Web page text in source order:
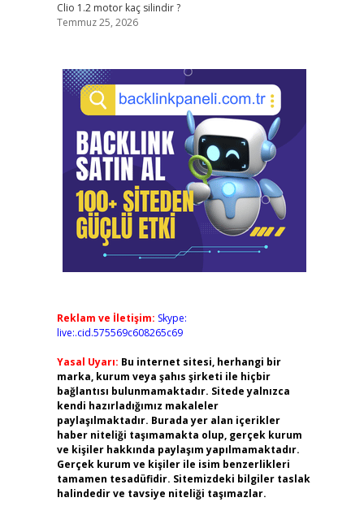
Clio 1.2 motor kaç silindir ?
Temmuz 25, 2026
Reklam ve İletişim: Skype:
live:.cid.575569c608265c69
Yasal Uyarı: Bu internet sitesi, herhangi bir
marka, kurum veya şahıs şirketi ile hiçbir
bağlantısı bulunmamaktadır. Sitede yalnızca
kendi hazırladığımız makaleler
paylaşılmaktadır. Burada yer alan içerikler
haber niteliği taşımamakta olup, gerçek kurum
ve kişiler hakkında paylaşım yapılmamaktadır.
Gerçek kurum ve kişiler ile isim benzerlikleri
tamamen tesadüfidir. Sitemizdeki bilgiler taslak
halindedir ve tavsiye niteliği taşımazlar.